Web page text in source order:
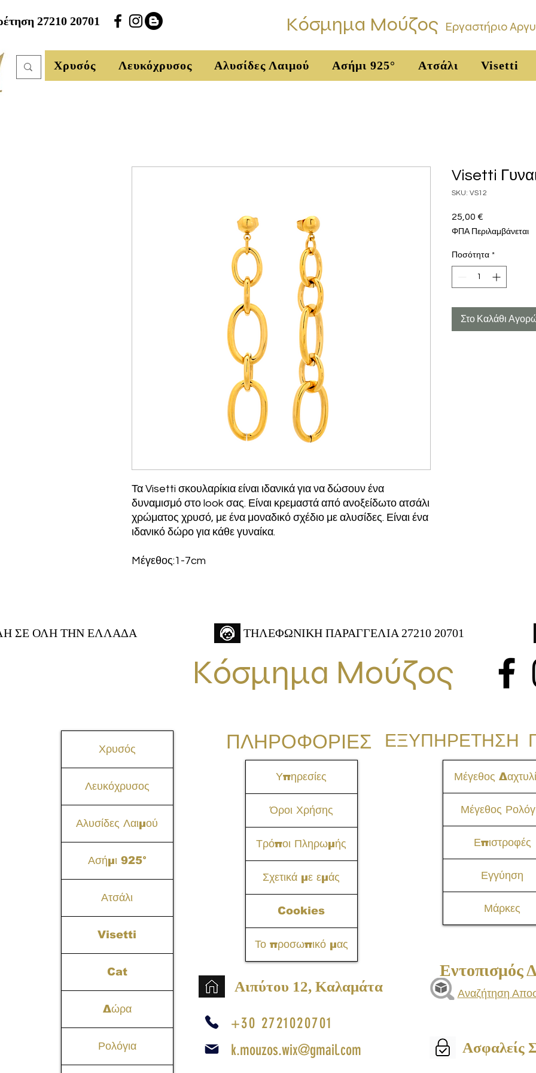
Τα Visetti σκουλαρίκια είναι ιδανικά για να δώσουν ένα
δυναμισμό στο look σας. Είναι κρεμαστά από ανοξείδωτο ατσάλι
χρώματος χρυσό, με ένα μοναδικό σχέδιο με αλυσίδες. Είναι ένα
ιδανικό δώρο για κάθε γυναίκα.
Mέγεθος:1-7cm
Visetti
SKU: VS12
25,00 €
ΦΠΑ Περιλαμβάνεται
Ποσότητα *
Στο Καλάθι
Χρυσός Λευκόχρυσος Αλυσίδες Λαιμού Ασήμι 925° Ατσάλι Visetti
Εργαστήριο
Κόσμημα Μούζος
27210 20701
ΣΕ ΟΛΗ ΤΗΝ ΕΛΛΑΔΑ ΤΗΛΕΦΩΝΙΚΗ ΠΑΡΑΓΓΕΛΙΑ 27210 20701
Κόσμημα Μούζος
Χρυσός
Λευκόχρυσος
Αλυσίδες Λαιμού
Ασήμι 925°
Ατσάλι
Visetti
Cat
Δώρα
Ρολόγια
ΠΛΗΡΟΦΟΡΙΕΣ
Υπηρεσίες
Όροι Χρήσης
Τρόποι Πληρωμής
Σχετικά με εμάς
Cookies
Το προσωπικό μας
Αιπύτου 12, Καλαμάτα​
+30 2721020701
k.mouzos.wix@gmail.com
ΕΞΥΠΗΡΕΤΗΣΗ
Μέγεθος
Μέγεθος
Επιστροφές
Εγγύηση
Μάρκες
Εντοπισμός
Αναζήτηση
Ασφαλείς